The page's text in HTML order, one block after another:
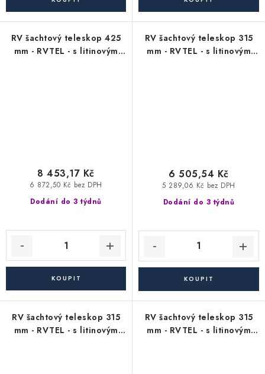
RV šachtový teleskop 425
mm - RVTEL - s litinovým
Dodání do 3 týdnů
6 872,50 Kč bez DPH
8 453,17 Kč
RV šachtový teleskop 315
mm - RVTEL - s litinovým
Dodání do 3 týdnů
5 289,06 Kč bez DPH
6 505,54 Kč
RV šachtový teleskop 315
mm - RVTEL - s litinovým
RV šachtový teleskop 315
mm - RVTEL - s litinovým